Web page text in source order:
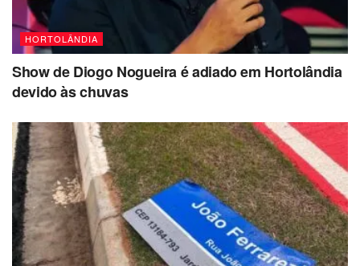
HORTOLÂNDIA
Show de Diogo Nogueira é adiado em Hortolândia
devido às chuvas